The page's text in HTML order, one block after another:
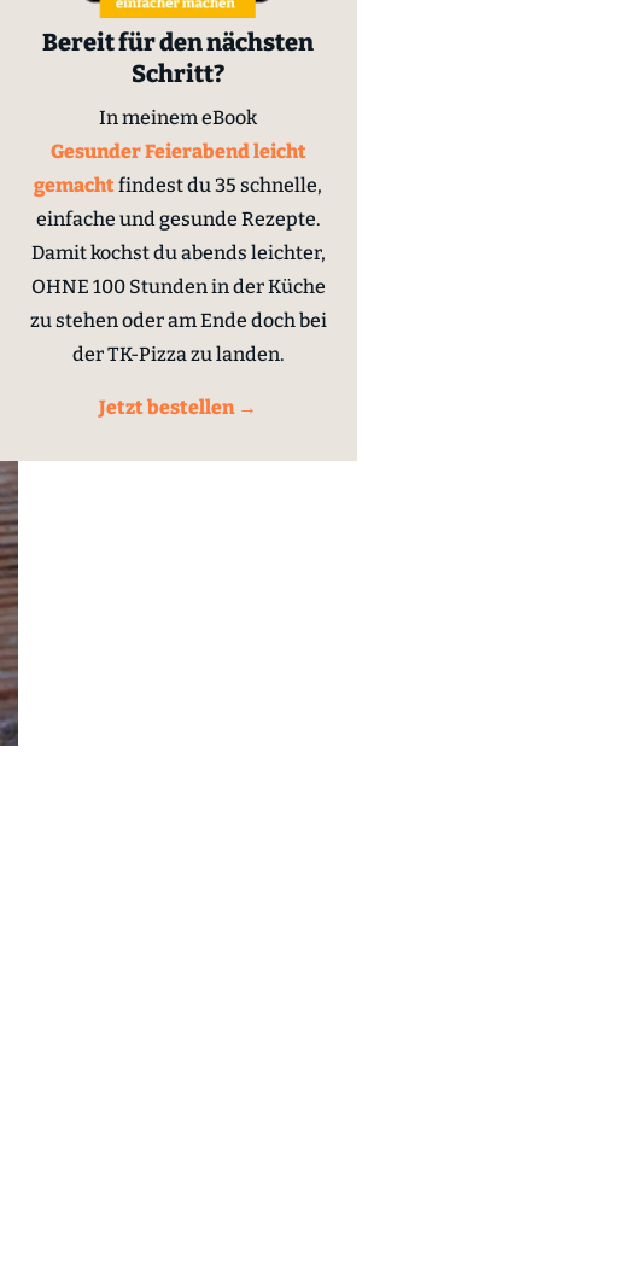
Bereit für den nächsten
Schritt?
In meinem eBook
Gesunder Feierabend leicht
gemachtfindest du 35 schnelle,
einfache und gesunde Rezepte.
Damit kochst du abends leichter,
OHNE 100 Stunden in der Küche
zu stehen oder am Ende doch bei
der TK-Pizza zu landen.
Jetzt bestellen →